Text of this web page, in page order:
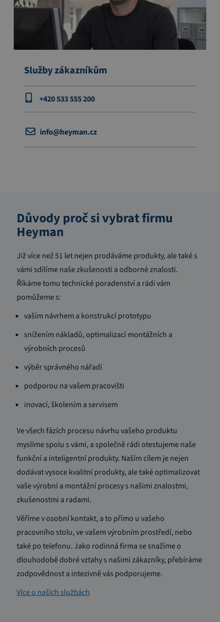
Služby zákazníkům
+420 533 555 200
info@heyman.cz
Důvody proč si vybrat firmu
Heyman
Již více než 51 let nejen prodáváme produkty, ale také s
vámi sdílíme naše zkušenosti a odborné znalosti.
Říkáme tomu technické poradenství a rádi vám
pomůžeme s:
vaším návrhem a konstrukcí prototypu
snížením nákladů, optimalizací montážních a
výrobních procesů
výběr správného nářadí
podporou na vašem pracovišti
inovací, školením a servisem
Ve všech fázích procesu návrhu vašeho produktu
myslíme spolu s vámi, a společně rádi otestujeme naše
funkční a inteligentní produkty. Naším cílem je nejen
dodávat vysoce kvalitní produkty, ale také optimalizovat
vaše výrobní a montážní procesy s našimi znalostmi,
zkušenostmi a radami.
Věříme v osobní kontakt, a to přímo u vašeho
pracovního stolu, ve vašem výrobním prostředí, nebo
také po telefonu. Jako rodinná firma se snažíme o
dlouhodobě dobré vztahy s našimi zákazníky, přebíráme
zodpovědnost a intezivně vás podporujeme.
Více o našich službách